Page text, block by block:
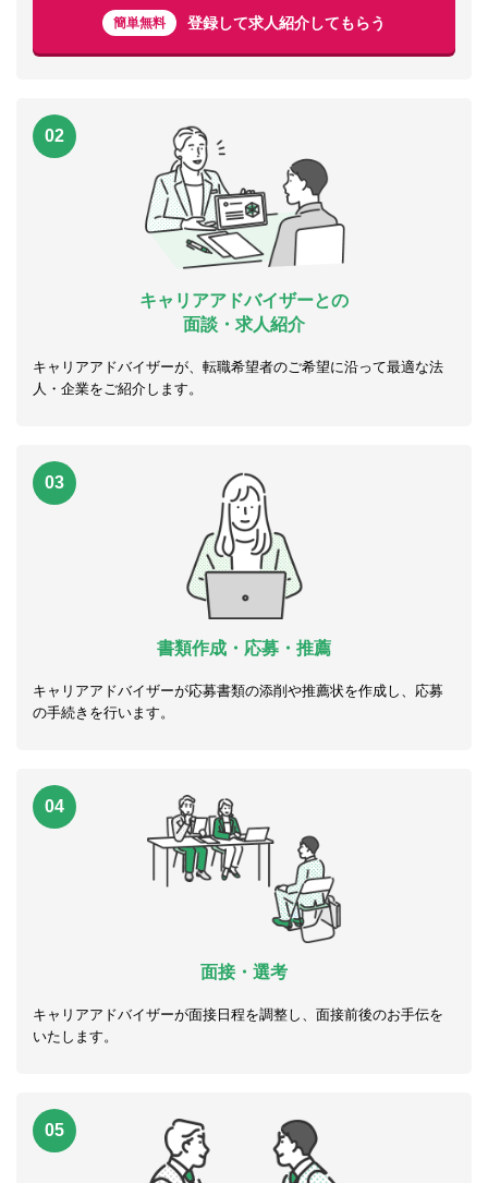
簡単無料 登録して求人紹介してもらう
02
キャリアアドバイザーとの
面談・求人紹介
キャリアアドバイザーが、転職希望者のご希望に沿って最適な法
人・企業をご紹介します。
03
書類作成・応募・推薦
キャリアアドバイザーが応募書類の添削や推薦状を作成し、応募
の手続きを行います。
04
面接・選考
キャリアアドバイザーが面接日程を調整し、面接前後のお手伝を
いたします。
05